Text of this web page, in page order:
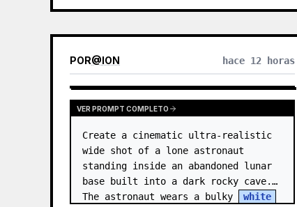
POR@ION hace 12 horas
VER PROMPT COMPLETO
Create a cinematic ultra-realistic
wide shot of a lone astronaut
standing inside an abandoned lunar
base built into a dark rocky cave.
The astronaut wears a bulky
white